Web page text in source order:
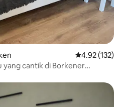
Penarafan
4.92 (132)
cantik di Borkener